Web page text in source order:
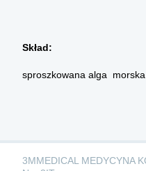
Skład:
sproszkowana alga
3MMEDICAL MEDYCYNA